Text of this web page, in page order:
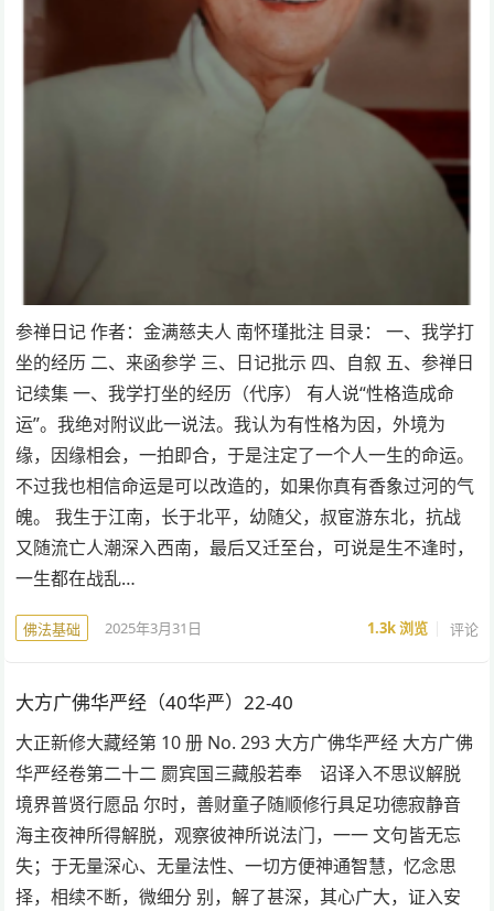
参禅日记 作者：金满慈夫人 南怀瑾批注 目录： 一、我学打
坐的经历 二、来函参学 三、日记批示 四、自叙 五、参禅日
记续集 一、我学打坐的经历（代序） 有人说“性格造成命
运”。我绝对附议此一说法。我认为有性格为因，外境为
缘，因缘相会，一拍即合，于是注定了一个人一生的命运。
不过我也相信命运是可以改造的，如果你真有香象过河的气
魄。 我生于江南，长于北平，幼随父，叔宦游东北，抗战
又随流亡人潮深入西南，最后又迁至台，可说是生不逢时，
一生都在战乱…
佛法基础 2025年3月31日 1.3k浏览 评论
大方广佛华严经（40华严）22-40
大正新修大藏经第 10 册 No. 293 大方广佛华严经 大方广佛
华严经卷第二十二 罽宾国三藏般若奉 诏译入不思议解脱
境界普贤行愿品 尔时，善财童子随顺修行具足功德寂静音
海主夜神所得解脱，观察彼神所说法门，一一 文句皆无忘
失；于无量深心、无量法性、一切方便神通智慧，忆念思
择，相续不断，微细分 别，解了甚深，其心广大，证入安